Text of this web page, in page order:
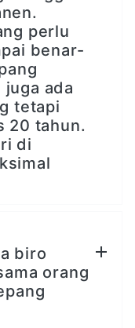
perlu
benar-
juga ada
tetapi
20 tahun.
di
biro
orang